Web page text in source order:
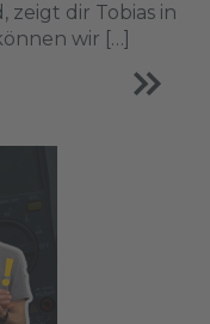
zeigt dir Tobias in
wir […]